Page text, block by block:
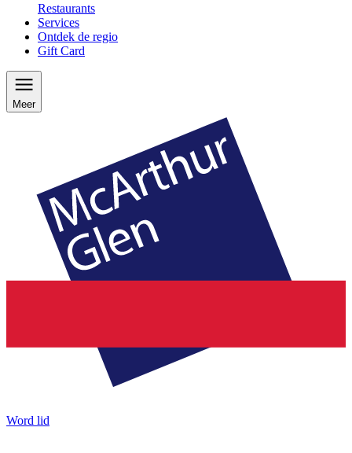
Restaurants
Services
Ontdek de regio
Gift Card
Meer
Word lid